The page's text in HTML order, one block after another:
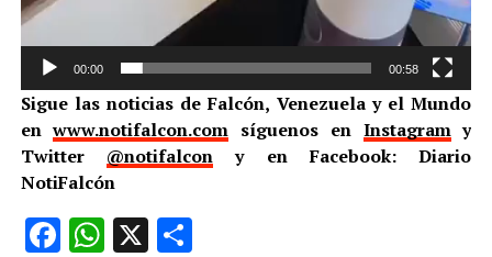
00:00 00:58
Sigue las noticias de Falcón, Venezuela y el Mundo
enwww.notifalcon.com síguenos en Instagramy
Twitter @notifalcon y en Facebook: Diario
NotiFalcón
Facebook
WhatsApp
X Compartir